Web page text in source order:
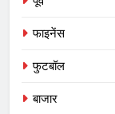
फाइनेंस
फुटबॉल
बाजार